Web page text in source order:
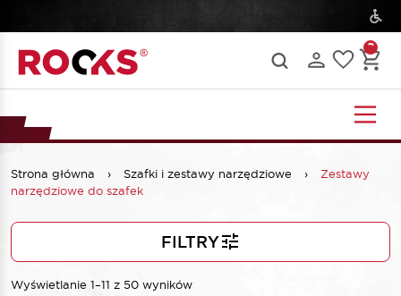
Strona główna › Szafki i zestawy narzędziowe ›
Zestawy
narzędziowe do szafek
FILTRY
Wyświetlanie 1–11 z 50 wyników